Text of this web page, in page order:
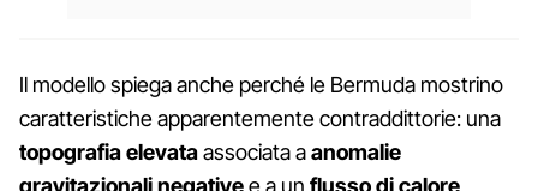
Il modello spiega anche perché le Bermuda mostrino
caratteristiche apparentemente contraddittorie: una
topografia elevataassociata aanomalie
gravitazionali negativee a un flusso di calore